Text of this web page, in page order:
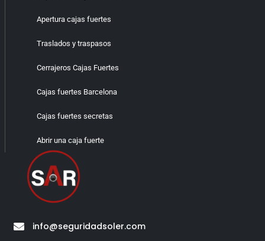
info@seguridadsoler.com
Apertura cajas fuertes
Traslados y traspasos
Cerrajeros Cajas Fuertes
Cajas fuertes Barcelona
Cajas fuertes secretas
Abrir una caja fuerte